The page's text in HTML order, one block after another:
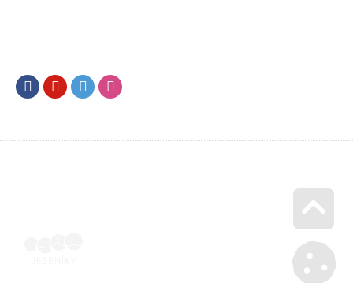
FacebookYoutubeTwitter
Go